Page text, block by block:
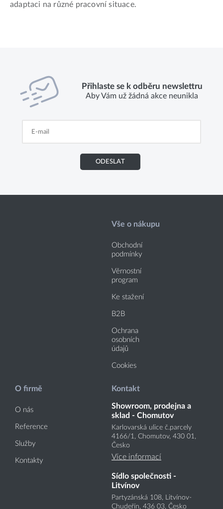
adaptaci na různé pracovní situace.
Přihlaste se k odběru newslettru
Aby Vám už žádná akce neunikla
ODESLAT
Vše o nákupu
Obchodní
podmínky
Věrnostní
program
Ke stažení
B2B
Ochrana
osobních
údajů
Cookies
O firmě
O nás
Reference
Služby
Kontakty
Kontakt
Showroom, prodejna a
sklad - Chomutov
Karlovarská ulice č.parcely
4166/1, Chomutov, 430 01,
Česko
Více informací
Sídlo společnosti -
Litvínov
Partyzánská 108, Litvínov-
Chudeřín, 436 03, Česko